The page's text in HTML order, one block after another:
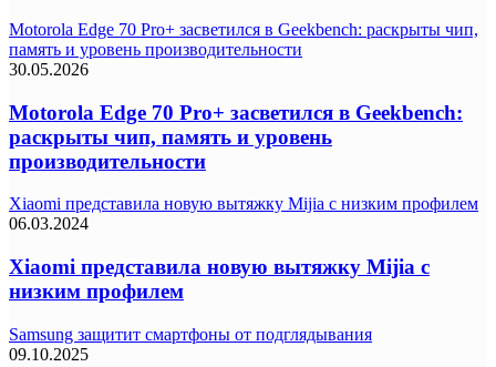
Motorola Edge 70 Pro+ засветился в Geekbench: раскрыты чип,
память и уровень производительности
30.05.2026
Motorola Edge 70 Pro+ засветился в Geekbench:
раскрыты чип, память и уровень
производительности
Xiaomi представила новую вытяжку Mijia с низким профилем
06.03.2024
Xiaomi представила новую вытяжку Mijia с
низким профилем
Samsung защитит смартфоны от подглядывания
09.10.2025